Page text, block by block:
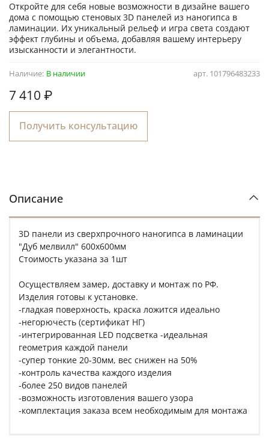
арт. 101796483233
Наличие: В наличии
7 410 ₽
Получить консультацию
Откройте для себя новые возможности в дизайне вашего
дома с помощью стеновых 3D панелей из наногипса в
ламинации. Их уникальный рельеф и игра света создают
эффект глубины и объема, добавляя вашему интерьеру
изысканности и элегантности.
Описание
3D панели из сверхпрочного наногипса в ламинации
"Дуб мелвилл" 600х600мм
Стоимость указана за 1шт
Осуществляем замер, доставку и монтаж по РФ.
Изделия готовы к установке.
-гладкая поверхность, краска ложится идеально
-негорючесть (сертификат НГ)
-интегрированная LED подсветка -идеальная
геометрия каждой панели
-супер тонкие 20-30мм, вес снижен на 50%
-контроль качества каждого изделия
-более 250 видов панелей
-возможность изготовления вашего узора
-комплектация заказа всем необходимым для монтажа